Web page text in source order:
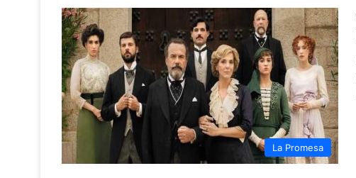
La Promesa